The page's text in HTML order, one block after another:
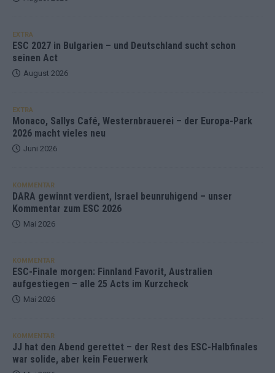
EXTRA
ESC 2027 in Bulgarien – und Deutschland sucht schon
seinen Act
August 2026
EXTRA
Monaco, Sallys Café, Westernbrauerei – der Europa-Park
2026 macht vieles neu
Juni 2026
KOMMENTAR
DARA gewinnt verdient, Israel beunruhigend – unser
Kommentar zum ESC 2026
Mai 2026
KOMMENTAR
ESC-Finale morgen: Finnland Favorit, Australien
aufgestiegen – alle 25 Acts im Kurzcheck
Mai 2026
KOMMENTAR
JJ hat den Abend gerettet – der Rest des ESC-Halbfinales
war solide, aber kein Feuerwerk